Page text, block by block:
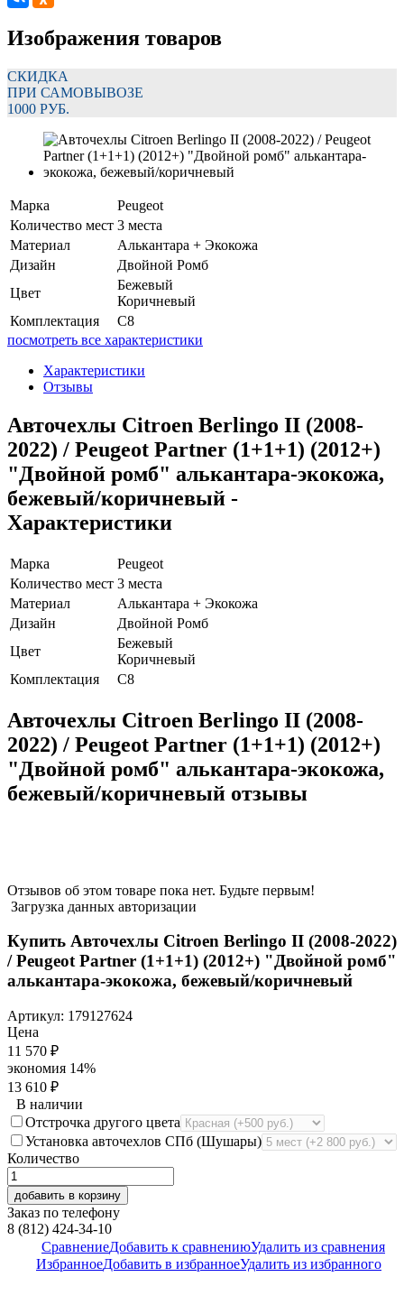
Изображения товаров
СКИДКА
ПРИ САМОВЫВОЗЕ
1000 РУБ.
Марка
Peugeot
Количество мест 3 места
Материал
Алькантара + Экокожа
Дизайн
Двойной Ромб
Цвет
Бежевый
Коричневый
Комплектация
C8
посмотреть все характеристики
Характеристики
Отзывы
Авточехлы Citroen Berlingo II (2008-
2022) / Peugeot Partner (1+1+1) (2012+)
"Двойной ромб" алькантара-экокожа,
бежевый/коричневый -
Характеристики
Марка
Peugeot
Количество мест 3 места
Материал
Алькантара + Экокожа
Дизайн
Двойной Ромб
Цвет
Бежевый
Коричневый
Комплектация
C8
Авточехлы Citroen Berlingo II (2008-
2022) / Peugeot Partner (1+1+1) (2012+)
"Двойной ромб" алькантара-экокожа,
бежевый/коричневый отзывы
Отзывов об этом товаре пока нет. Будьте первым!
Загрузка данных авторизации
Купить Авточехлы Citroen Berlingo II (2008-2022)
/ Peugeot Partner (1+1+1) (2012+) "Двойной ромб"
алькантара-экокожа, бежевый/коричневый
Артикул: 179127624
Цена
11 570 ₽
экономия 14%
13 610 ₽
В наличии
Отстрочка другого цвета
Установка авточехлов СПб (Шушары)
Количество
добавить в корзину
Заказ по телефону
8 (812) 424-34-10
СравнениеДобавить к сравнениюУдалить из сравнения
ИзбранноеДобавить в избранноеУдалить из избранного